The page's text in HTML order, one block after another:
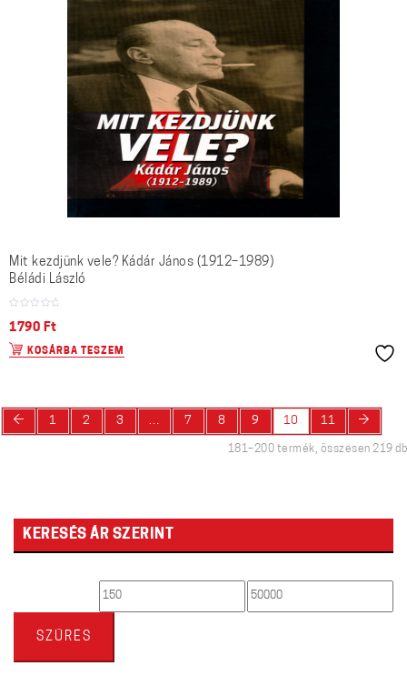
Mit kezdjünk vele? Kádár János (1912–1989)
Béládi László
1790 Ft
KOSÁRBA TESZEM
← 1 2 3 … 7 8 9 10 11 →
181–200 termék, összesen 219 db
KERESÉS ÁR SZERINT
Min Max
SZŰRÉS